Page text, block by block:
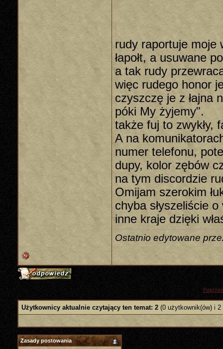
rudy raportuje moje
łapołt, a usuwane
a tak rudy
więc rudego honor
czyszczę je z łajna
póki My żyjemy".
także fuj to zwykły,
A na
numer telefonu,
dupy, kolor zębów
na tym discordzie
Omijam szerokim
chyba słyszeliście
inne kraje dzięki
Ostatnio edytowane
Użytkownicy aktualnie czytający ten temat: 2 (0 użytkownik(ów) i 2
Zasady postowania